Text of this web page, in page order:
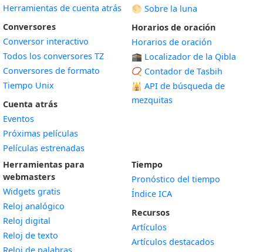
Herramientas de cuenta atrás
Conversores
Conversor interactivo
Todos los conversores TZ
Conversores de formato
Tiempo Unix
Cuenta atrás
Eventos
Próximas películas
Películas estrenadas
🌕 Sobre la luna
Horarios de oración
Horarios de oración
🕋 Localizador de la Qibla
📿 Contador de Tasbih
🕌 API de búsqueda de
mezquitas
Herramientas para
webmasters
Widgets gratis
Reloj analógico
Reloj digital
Reloj de texto
Tiempo
Pronóstico del tiempo
Índice ICA
Recursos
Artículos
Artículos destacados